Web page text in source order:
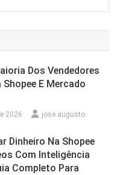
Dos Vendedores
E Mercado
2026 jose augusto
Dinheiro Na Shopee
Com Inteligência
Completo Para